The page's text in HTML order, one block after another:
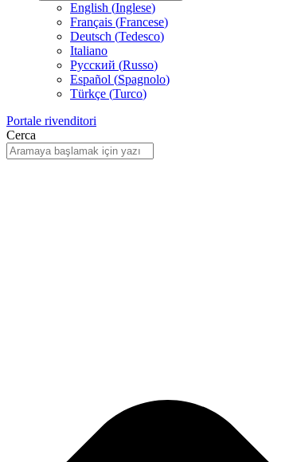
English (Inglese)
Français (Francese)
Deutsch (Tedesco)
Italiano
Русский (Russo)
Español (Spagnolo)
Türkçe (Turco)
Portale rivenditori
Cerca